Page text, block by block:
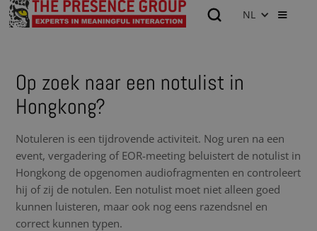
NL
Op zoek naar een notulist in
Hongkong?
Notuleren is een tijdrovende activiteit. Nog uren na een
event, vergadering of EOR-meeting beluistert de notulist in
Hongkong de opgenomen audiofragmenten en controleert
hij of zij de notulen. Een notulist moet niet alleen goed
kunnen luisteren, maar ook nog eens razendsnel en
correct kunnen typen.